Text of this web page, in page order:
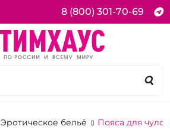
8 (800) 301-70-69
Эротическое бельё Пояса для чулок